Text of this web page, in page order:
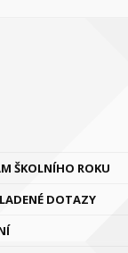
ŠKOLNÍHO ROKU
DOTAZY